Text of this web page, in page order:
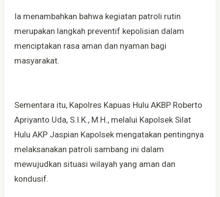
Ia menambahkan bahwa kegiatan patroli rutin
merupakan langkah preventif kepolisian dalam
menciptakan rasa aman dan nyaman bagi
masyarakat.
Sementara itu, Kapolres Kapuas Hulu AKBP Roberto
Apriyanto Uda, S.I.K., M.H., melalui Kapolsek Silat
Hulu AKP Jaspian Kapolsek mengatakan pentingnya
melaksanakan patroli sambang ini dalam
mewujudkan situasi wilayah yang aman dan
kondusif.